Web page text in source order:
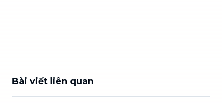
Bài viết liên quan